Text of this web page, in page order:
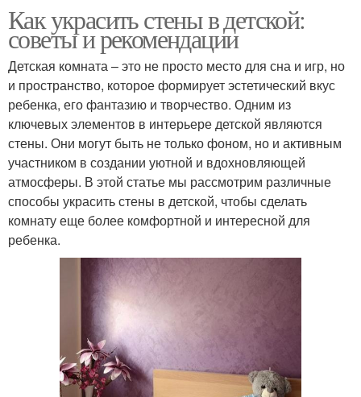
Как украсить стены в детской:
советы и рекомендации
Детская комната – это не просто место для сна и игр, но
и пространство, которое формирует эстетический вкус
ребенка, его фантазию и творчество. Одним из
ключевых элементов в интерьере детской являются
стены. Они могут быть не только фоном, но и активным
участником в создании уютной и вдохновляющей
атмосферы. В этой статье мы рассмотрим различные
способы украсить стены в детской, чтобы сделать
комнату еще более комфортной и интересной для
ребенка.